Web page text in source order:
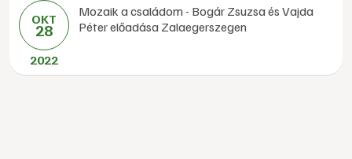
OKT
28
2022
Mozaik a családom - Bogár Zsuzsa és Vajda
Péter előadása Zalaegerszegen